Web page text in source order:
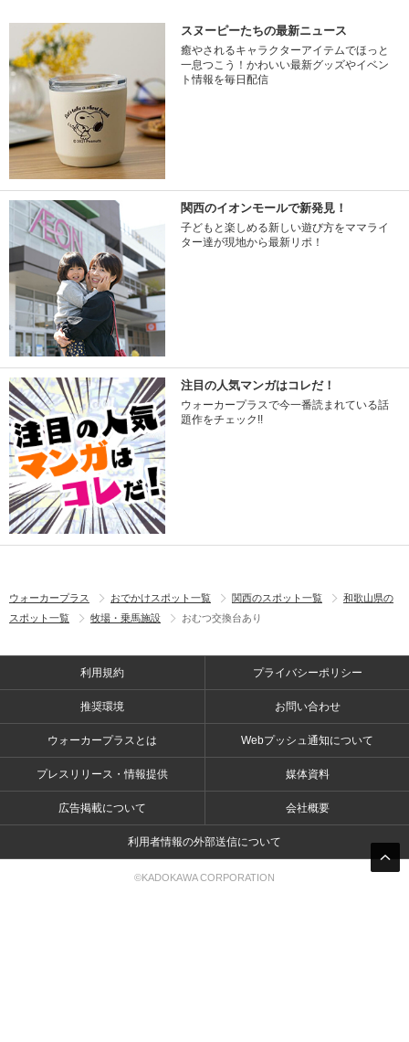
スヌーピーたちの最新ニュース
癒やされるキャラクターアイテムでほっと
一息つこう！かわいい最新グッズやイベン
ト情報を毎日配信
関西のイオンモールで新発見！
子どもと楽しめる新しい遊び方をママライ
ター達が現地から最新リポ！
注目の人気マンガはコレだ！
ウォーカープラスで今一番読まれている話
題作をチェック!!
ウォーカープラス おでかけスポット一覧 関西のスポット一覧
和歌山県の
スポット一覧
牧場・乗馬施設 おむつ交換台あり
利用規約 プライバシーポリシー
推奨環境 お問い合わせ
ウォーカープラスとは Webプッシュ通知について
プレスリリース・情報提供 媒体資料
広告掲載について 会社概要
利用者情報の外部送信について
©KADOKAWA CORPORATION